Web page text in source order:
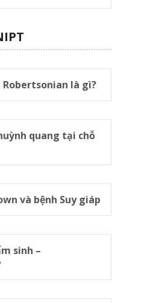
Robertsonian là gì?
quang tại chỗ
và bệnh Suy giáp
sinh –